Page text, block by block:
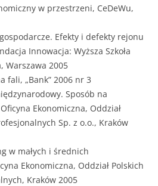
w przestrzeni, CeDeWu,
Efekty i defekty rejonu
Innowacja: Wyższa Szkoła
Warszawa 2005
fali, „Bank” 2006 nr 3
Sposób na
Ekonomiczna, Oddział
Sp. z o.o., Kraków
w małych i średnich
Ekonomiczna, Oddział Polskich
Kraków 2005